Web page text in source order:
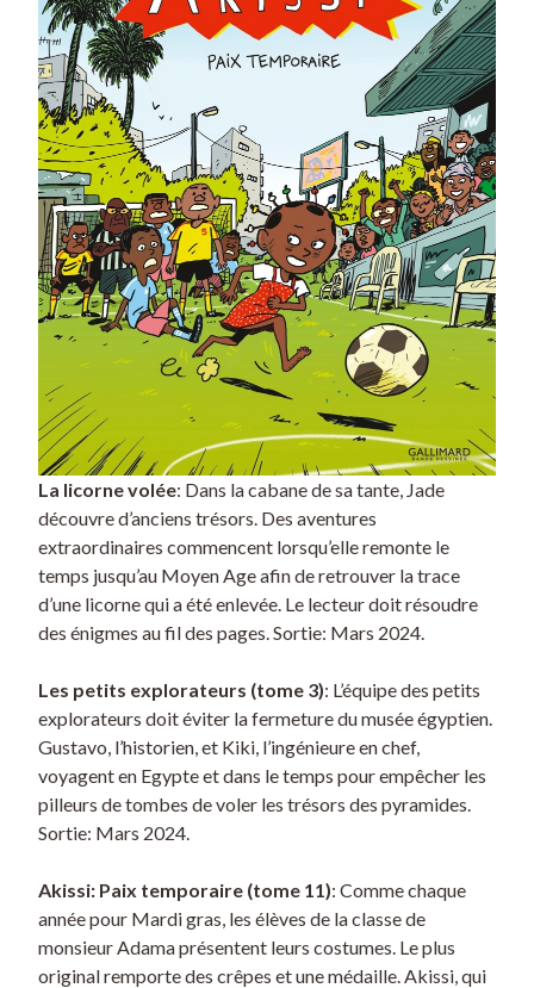
La licorne volée: Dans la cabane de sa tante, Jade
découvre d’anciens trésors. Des aventures
extraordinaires commencent lorsqu’elle remonte le
temps jusqu’au Moyen Age afin de retrouver la trace
d’une licorne qui a été enlevée. Le lecteur doit résoudre
des énigmes au fil des pages. Sortie: Mars 2024.
Les petits explorateurs (tome 3): L’équipe des petits
explorateurs doit éviter la fermeture du musée égyptien.
Gustavo, l’historien, et Kiki, l’ingénieure en chef,
voyagent en Egypte et dans le temps pour empêcher les
pilleurs de tombes de voler les trésors des pyramides.
Sortie: Mars 2024.
Akissi: Paix temporaire (tome 11): Comme chaque
année pour Mardi gras, les élèves de la classe de
monsieur Adama présentent leurs costumes. Le plus
original remporte des crêpes et une médaille. Akissi, qui